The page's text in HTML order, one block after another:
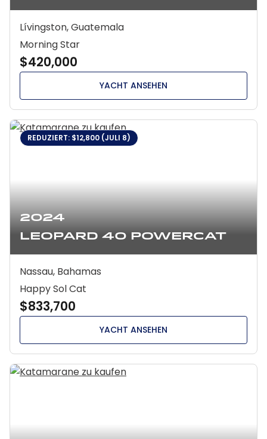
Lívingston, Guatemala
Morning Star
$420,000
YACHT ANSEHEN
2024
Leopard 40 Powercat
REDUZIERT: $12,800 (JULI 8)
Nassau, Bahamas
Happy Sol Cat
$833,700
YACHT ANSEHEN